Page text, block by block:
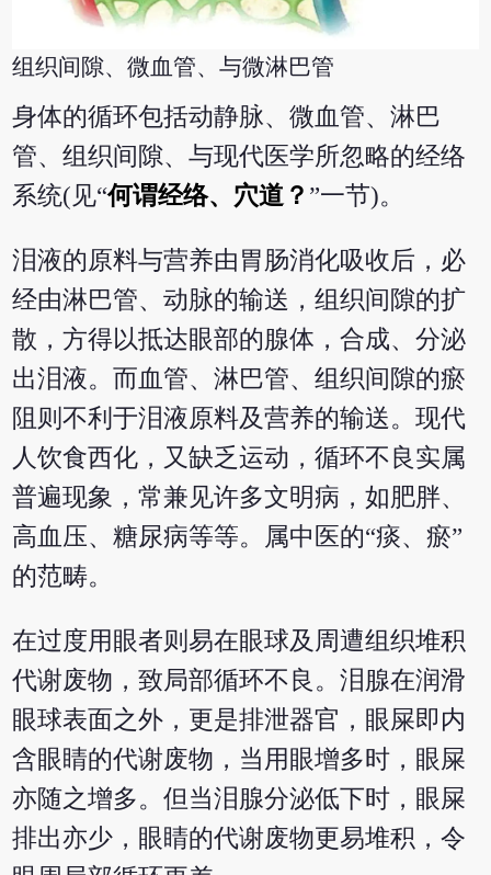
组织间隙、微血管、与微淋巴管
身体的循环包括动静脉、微血管、淋巴
管、组织间隙、与现代医学所忽略的经络
系统(见“何谓经络、穴道？ ”一节)。
泪液的原料与营养由胃肠消化吸收后，必
经由淋巴管、动脉的输送，组织间隙的扩
散，方得以抵达眼部的腺体，合成、分泌
出泪液。而血管、淋巴管、组织间隙的瘀
阻则不利于泪液原料及营养的输送。现代
人饮食西化，又缺乏运动，循环不良实属
普遍现象，常兼见许多文明病，如肥胖、
高血压、糖尿病等等。属中医的“痰、瘀”
的范畴。
在过度用眼者则易在眼球及周遭组织堆积
代谢废物，致局部循环不良。泪腺在润滑
眼球表面之外，更是排泄器官，眼屎即内
含眼睛的代谢废物，当用眼增多时，眼屎
亦随之增多。但当泪腺分泌低下时，眼屎
排出亦少，眼睛的代谢废物更易堆积，令